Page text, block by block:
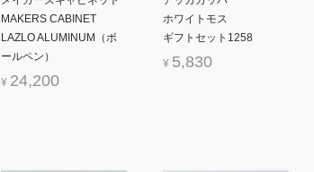
MAKERS CABINET
LAZLO ALUMINUM（ボ
ールペン）
¥ 24,200
ホワイトモス
ギフトセット1258
¥ 5,830